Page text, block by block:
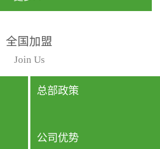
室
需
带
行国家规定的标准检测方
法，空气采样量准确，检
测结果可靠，远胜于其他
检测...
全国加盟
Join Us
总部政策
公司优势